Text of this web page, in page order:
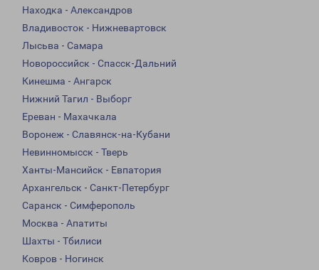
Находка - Александров
Владивосток - Нижневартовск
Лысьва - Самара
Новороссийск - Спасск-Дальний
Кинешма - Ангарск
Нижний Тагил - Выборг
Ереван - Махачкала
Воронеж - Славянск-на-Кубани
Невинномысск - Тверь
Ханты-Мансийск - Евпатория
Архангельск - Санкт-Петербург
Саранск - Симферополь
Москва - Апатиты
Шахты - Тбилиси
Ковров - Ногинск